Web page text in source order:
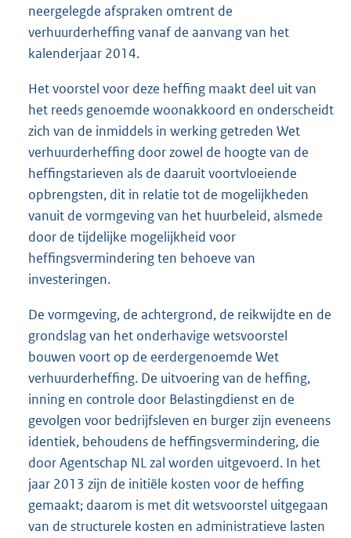
neergelegde afspraken omtrent de
verhuurderheffing vanaf de aanvang van het
kalenderjaar 2014.
Het voorstel voor deze heffing maakt deel uit van
het reeds genoemde woonakkoord en onderscheidt
zich van de inmiddels in werking getreden Wet
verhuurderheffing door zowel de hoogte van de
heffingstarieven als de daaruit voortvloeiende
opbrengsten, dit in relatie tot de mogelijkheden
vanuit de vormgeving van het huurbeleid, alsmede
door de tijdelijke mogelijkheid voor
heffingsvermindering ten behoeve van
investeringen.
De vormgeving, de achtergrond, de reikwijdte en de
grondslag van het onderhavige wetsvoorstel
bouwen voort op de eerdergenoemde Wet
verhuurderheffing. De uitvoering van de heffing,
inning en controle door Belastingdienst en de
gevolgen voor bedrijfsleven en burger zijn eveneens
identiek, behoudens de heffingsvermindering, die
door Agentschap NL zal worden uitgevoerd. In het
jaar 2013 zijn de initiële kosten voor de heffing
gemaakt; daarom is met dit wetsvoorstel uitgegaan
van de structurele kosten en administratieve lasten